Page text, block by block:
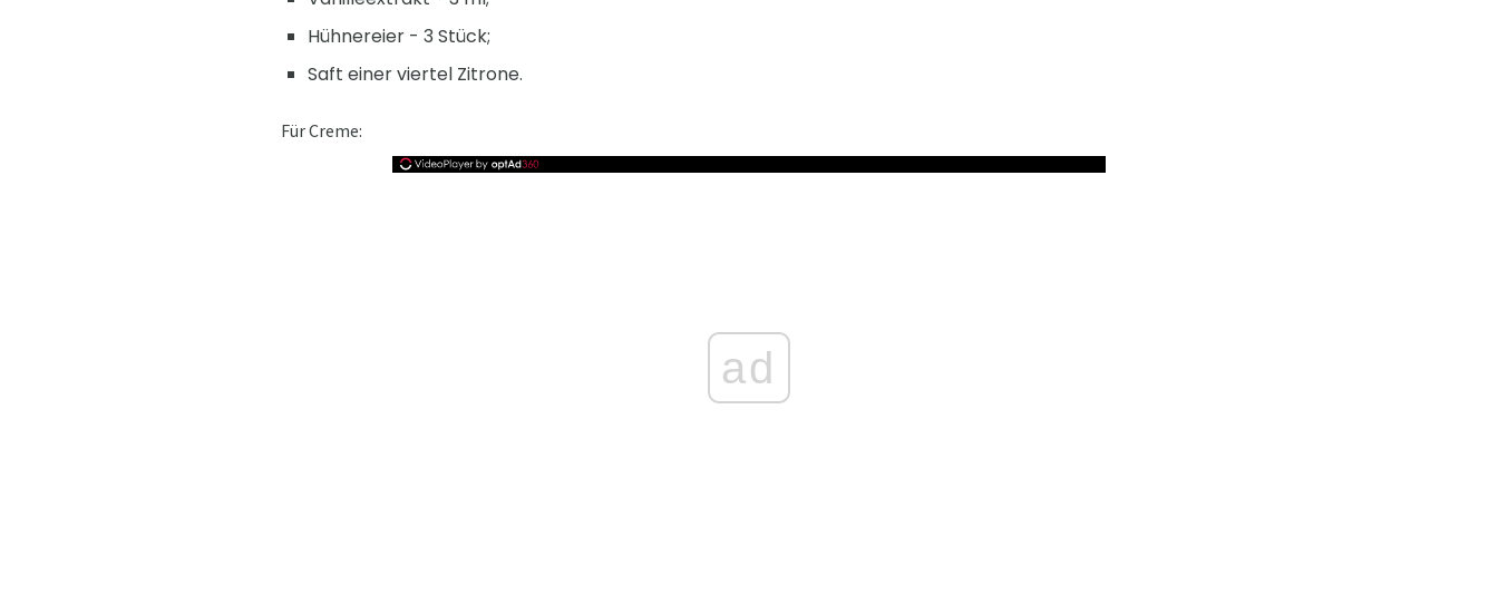
Hühnereier - 3 Stück;
Saft einer viertel Zitrone.
Für Creme:
ad